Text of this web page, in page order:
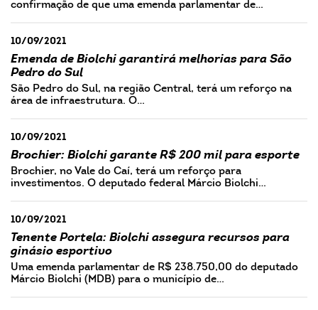
confirmação de que uma emenda parlamentar de…
10/09/2021
Emenda de Biolchi garantirá melhorias para São
Pedro do Sul
São Pedro do Sul, na região Central, terá um reforço na
área de infraestrutura. O…
10/09/2021
Brochier: Biolchi garante R$ 200 mil para esporte
Brochier, no Vale do Caí, terá um reforço para
investimentos. O deputado federal Márcio Biolchi…
10/09/2021
Tenente Portela: Biolchi assegura recursos para
ginásio esportivo
Uma emenda parlamentar de R$ 238.750,00 do deputado
Márcio Biolchi (MDB) para o município de…